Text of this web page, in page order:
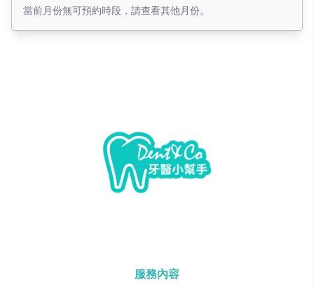
當前月份無可預約時段，請查看其他月份。
服務內容